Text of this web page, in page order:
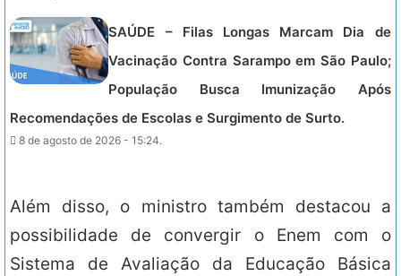
SAÚDE – Filas Longas Marcam Dia de
Vacinação Contra Sarampo em São Paulo;
População Busca Imunização Após
Recomendações de Escolas e Surgimento de Surto.
8 de agosto de 2026 - 15:24.
Além disso, o ministro também destacou a
possibilidade de convergir o Enem com o
Sistema de Avaliação da Educação Básica